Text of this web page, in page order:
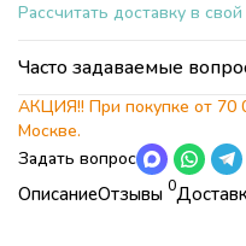
ОписаниеОтзывы 0
Рассчитать доставку в
Часто задаваемые
АКЦИЯ!! При покупке от 70
Москве.
Задать вопрос